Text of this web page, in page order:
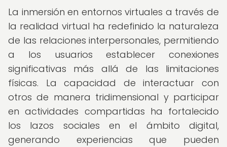
La inmersión en entornos virtuales a través de
la realidad virtual ha redefinido la naturaleza
de las relaciones interpersonales, permitiendo
a los usuarios establecer conexiones
significativas más allá de las limitaciones
físicas. La capacidad de interactuar con
otros de manera tridimensional y participar
en actividades compartidas ha fortalecido
los lazos sociales en el ámbito digital,
generando experiencias que pueden